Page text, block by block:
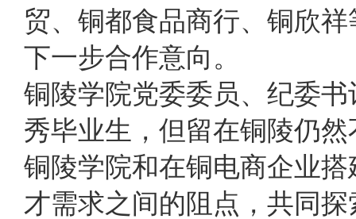
贸、铜都食品商行、铜欣
下一步合作意向。
铜陵学院党委委员、纪委
秀毕业生，但留在铜陵仍
铜陵学院和在铜电商企业
才需求之间的阻点，共同